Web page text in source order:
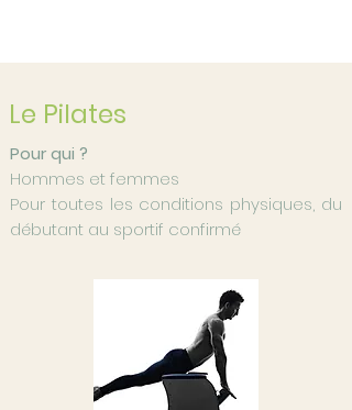
Le Pilates
Pour qui ?
Hommes et femmes
Pour toutes les conditions physiques, du
débutant au sportif confirmé